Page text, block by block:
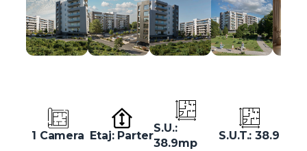
1 Camera Etaj: Parter
S.U.:
38.9mp
S.U.T.: 38.9